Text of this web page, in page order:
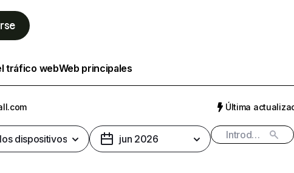
tráfico webWeb principales
Última
dispositivos jun 2026